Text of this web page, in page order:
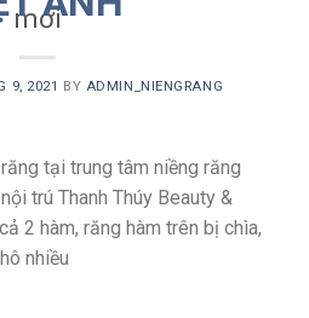
mới
9, 2021 BY ADMIN_NIENGRANG
tại trung tâm niềng răng
trú Thanh Thúy Beauty &
2 hàm, răng hàm trên bị chìa,
nhiều